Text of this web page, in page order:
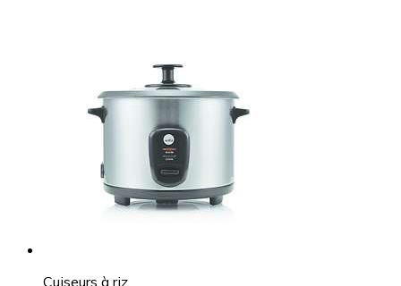
Cuiseurs à riz